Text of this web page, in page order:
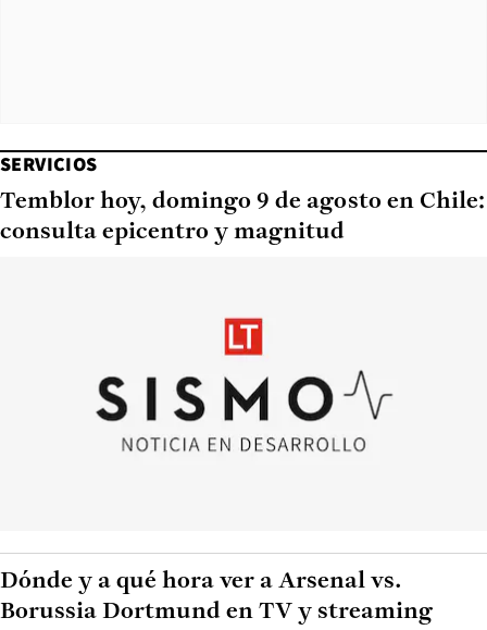
SERVICIOS
Temblor hoy, domingo 9 de agosto en Chile:
consulta epicentro y magnitud
Dónde y a qué hora ver a Arsenal vs.
Borussia Dortmund en TV y streaming